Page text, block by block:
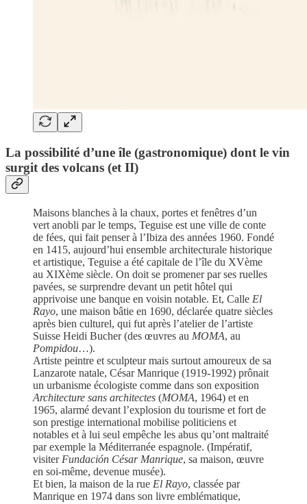
La possibilité d’une île (gastronomique) dont le vin
surgit des volcans (et II)
Maisons blanches à la chaux, portes et fenêtres d’un
vert anobli par le temps, Teguise est une ville de conte
de fées, qui fait penser à l’Ibiza des années 1960. Fondé
en 1415, aujourd’hui ensemble architecturale historique
et artistique, Teguise a été capitale de l’île du XVème
au XIXème siècle. On doit se promener par ses ruelles
pavées, se surprendre devant un petit hôtel qui
apprivoise une banque en voisin notable. Et, Calle El
Rayo, une maison bâtie en 1690, déclarée quatre siècles
après bien culturel, qui fut après l’atelier de l’artiste
Suisse Heidi Bucher (des œuvres au MOMA, au
Pompidou…).
Artiste peintre et sculpteur mais surtout amoureux de sa
Lanzarote natale, César Manrique (1919-1992) prônait
un urbanisme écologiste comme dans son exposition
Architecture sans architectes (MOMA, 1964) et en
1965, alarmé devant l’explosion du tourisme et fort de
son prestige international mobilise politiciens et
notables et à lui seul empêche les abus qu’ont maltraité
par exemple la Méditerranée espagnole. (Impératif,
visiter Fundación César Manrique, sa maison, œuvre
en soi-même, devenue musée).
Et bien, la maison de la rue El Rayo, classée par
Manrique en 1974 dans son livre emblématique,